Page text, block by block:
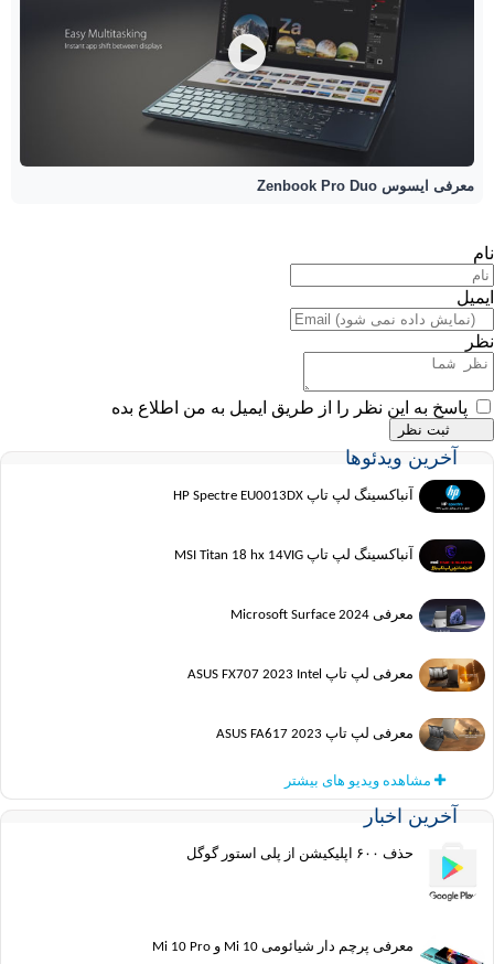
معرفی ایسوس Zenbook Pro Duo
نام
ایمیل
نظر
پاسخ به این نظر را از طریق ایمیل به من اطلاع بده
آخرین ویدئوها
آنباکسینگ لپ تاپ HP Spectre EU0013DX
آنباکسینگ لپ تاپ MSI Titan 18 hx 14VIG
معرفی Microsoft Surface 2024
معرفی لپ تاپ ASUS FX707 2023 Intel
معرفی لپ تاپ ASUS FA617 2023
مشاهده ویدیو های بیشتر
آخرین اخبار
حذف ۶۰۰ اپلیکیشن از پلی استور گوگل
معرفی پرچم دار شیائومی Mi 10 و Mi 10 Pro